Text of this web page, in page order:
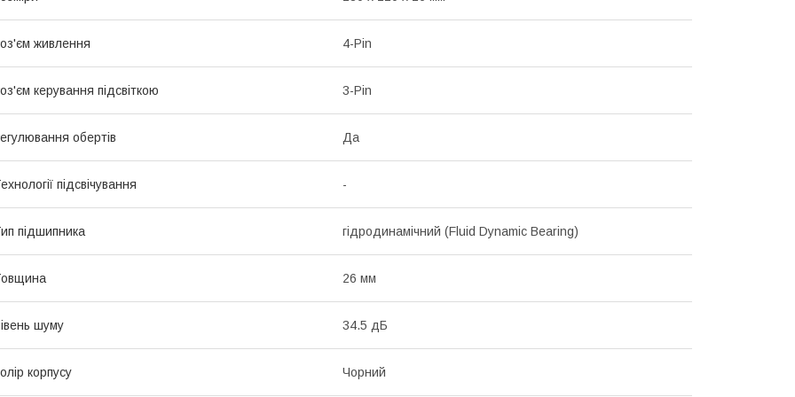
живлення 4-Pin
керування підсвіткою 3-Pin
обертів Да
підсвічування -
підшипника гідродинамічний (Fluid Dynamic Bearing)
26 мм
шуму 34.5 дБ
корпусу Чорний